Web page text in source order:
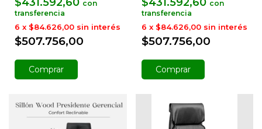
con
$507.756,00
6 x $84.626,00 sin interés
Comprar
con
$507.756,00
6 x $84.626,00 sin interés
Comprar